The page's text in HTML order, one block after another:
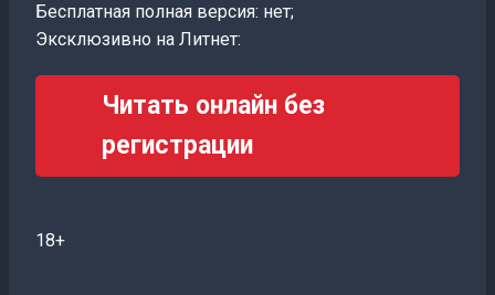
Бесплатная полная версия: нет;
Эксклюзивно на Литнет:
Читать онлайн без
регистрации
18+